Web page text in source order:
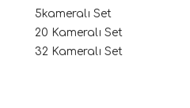
5kameralı Set
20 Kameralı Set
32 Kameralı Set